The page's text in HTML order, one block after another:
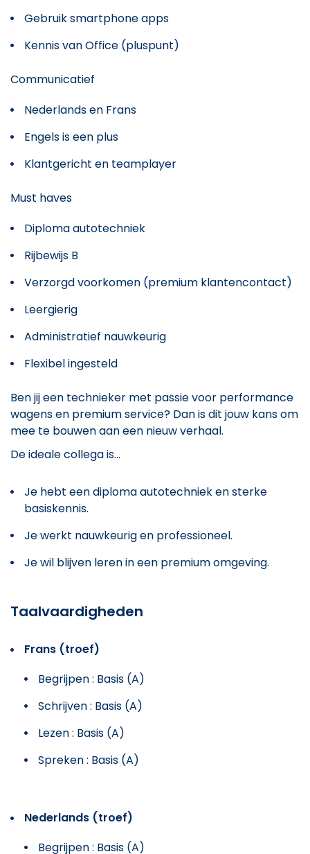
Gebruik smartphone apps
Kennis van Office (pluspunt)
Communicatief
Nederlands en Frans
Engels is een plus
Klantgericht en teamplayer
Must haves
Diploma autotechniek
Rijbewijs B
Verzorgd voorkomen (premium klantencontact)
Leergierig
Administratief nauwkeurig
Flexibel ingesteld
Ben jij een technieker met passie voor performance
wagens en premium service? Dan is dit jouw kans om
mee te bouwen aan een nieuw verhaal.
De ideale collega is...
Je hebt een diploma autotechniek en sterke
basiskennis.
Je werkt nauwkeurig en professioneel.
Je wil blijven leren in een premium omgeving.
Taalvaardigheden
Frans (troef)
Begrijpen : Basis (A)
Schrijven : Basis (A)
Lezen : Basis (A)
Spreken : Basis (A)
Nederlands (troef)
Begrijpen : Basis (A)